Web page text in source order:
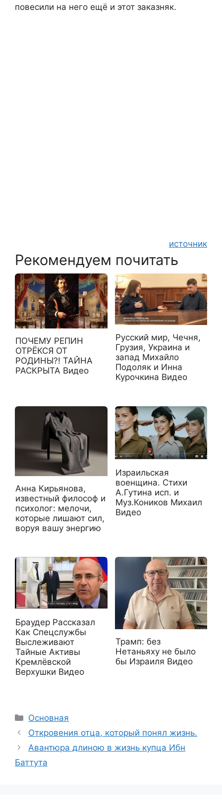
повесили на него ещё и этот заказняк.
источник
Рекомендуем почитать
ПОЧЕМУ РЕПИН
ОТРЁКСЯ ОТ
РОДИНЫ?! ТАЙНА
РАСКРЫТА Видео
Русский мир, Чечня,
Грузия, Украина и
запад Михайло
Подоляк и Инна
Курочкина Видео
Анна Кирьянова,
известный философ и
психолог: мелочи,
которые лишают сил,
воруя вашу энергию
Израильская
военщина. Стихи
А.Гутина исп. и
Муз.Коников Михаил
Видео
Браудер Рассказал
Как Спецслужбы
Выслеживают
Тайные Активы
Кремлёвской
Верхушки Видео
Трамп: без
Нетаньяху не было
бы Израиля Видео
Рубрики
Основная
Откровения отца, который понял жизнь.
Авантюра длиною в жизнь купца Ибн
Баттута